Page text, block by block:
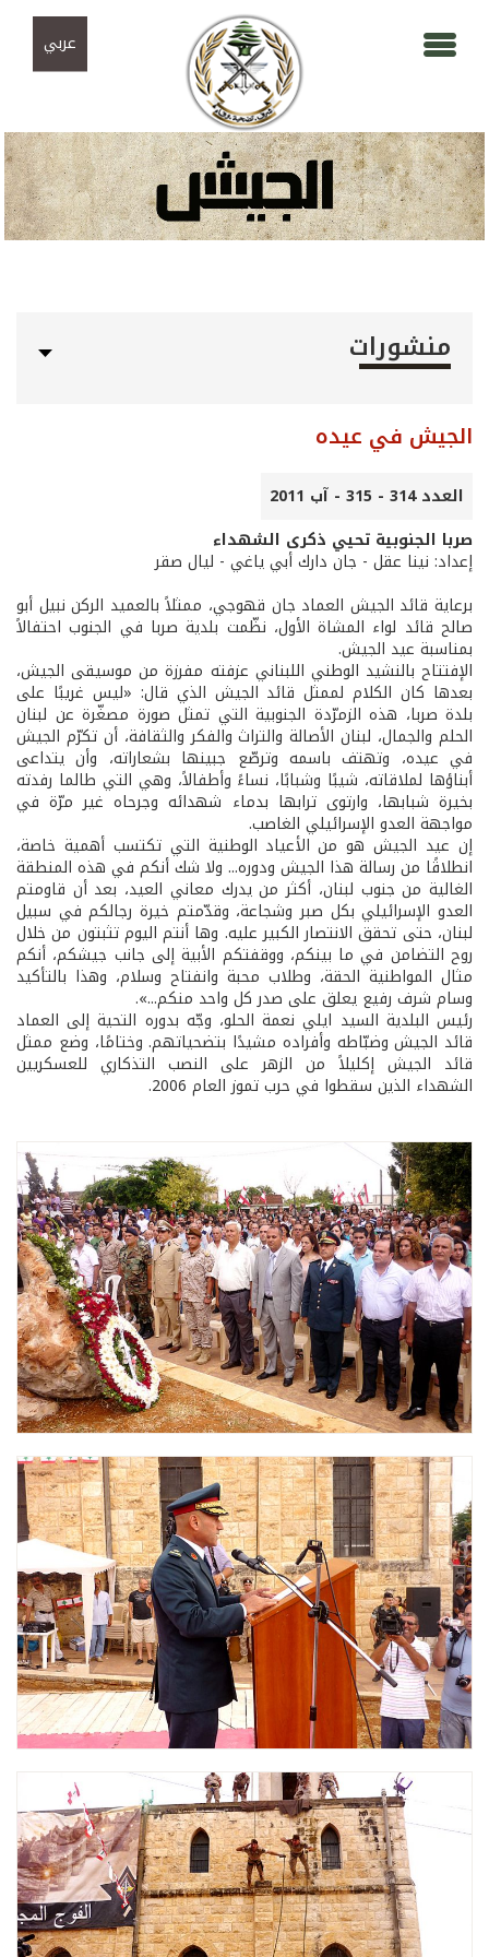
عربي
منشورات
الجيش في عيده
العدد 314 - 315 - آب 2011
صربا الجنوبية تحيي ذكرى الشهداء
إعداد: نينا عقل - جان دارك أبي ياغي - ليال صقر
برعاية قائد الجيش العماد جان قهوجي، ممثلاً بالعميد الركن نبيل أبو
صالح قائد لواء المشاة الأول، نظّمت بلدية صربا في الجنوب احتفالاً
بمناسبة عيد الجيش.
الإفتتاح بالنشيد الوطني اللبناني عزفته مفرزة من موسيقى الجيش،
بعدها كان الكلام لممثل قائد الجيش الذي قال: «ليس غريبًا على
بلدة صربا، هذه الزمرّدة الجنوبية التي تمثل صورة مصغّرة عن لبنان
الحلم والجمال، لبنان الأصالة والتراث والفكر والثقافة، أن تكرّم الجيش
في عيده، وتهتف باسمه وترصّع جبينها بشعاراته، وأن يتداعى
أبناؤها لملاقاته، شيبًا وشبابًا، نساءً وأطفالاً، وهي التي طالما رفدته
بخيرة شبابها، وارتوى ترابها بدماء شهدائه وجرحاه غير مرّة في
مواجهة العدو الإسرائيلي الغاصب.
إن عيد الجيش هو من الأعياد الوطنية التي تكتسب أهمية خاصة،
انطلاقًا من رسالة هذا الجيش ودوره... ولا شك أنكم في هذه المنطقة
الغالية من جنوب لبنان، أكثر من يدرك معاني العيد، بعد أن قاومتم
العدو الإسرائيلي بكل صبر وشجاعة، وقدّمتم خيرة رجالكم في سبيل
لبنان، حتى تحقق الانتصار الكبير عليه. وها أنتم اليوم تثبتون من خلال
روح التضامن في ما بينكم، ووقفتكم الأبية إلى جانب جيشكم، أنكم
مثال المواطنية الحقة، وطلاب محبة وانفتاح وسلام، وهذا بالتأكيد
وسام شرف رفيع يعلق على صدر كل واحد منكم...».
رئيس البلدية السيد ايلي نعمة الحلو، وجّه بدوره التحية إلى العماد
قائد الجيش وضبّاطه وأفراده مشيدًا بتضحياتهم. وختامًا، وضع ممثل
قائد الجيش إكليلاً من الزهر على النصب التذكاري للعسكريين
الشهداء الذين سقطوا في حرب تموز العام 2006.